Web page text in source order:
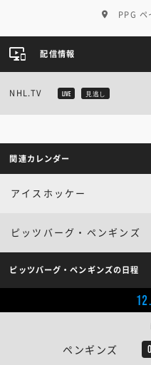
PPG ペ
配信情報
NHL.TV LIVE 見逃し
関連カレンダー
アイスホッケー
ピッツバーグ・ペンギンズ
ピッツバーグ・ペンギンズの日程
ペンギンズ